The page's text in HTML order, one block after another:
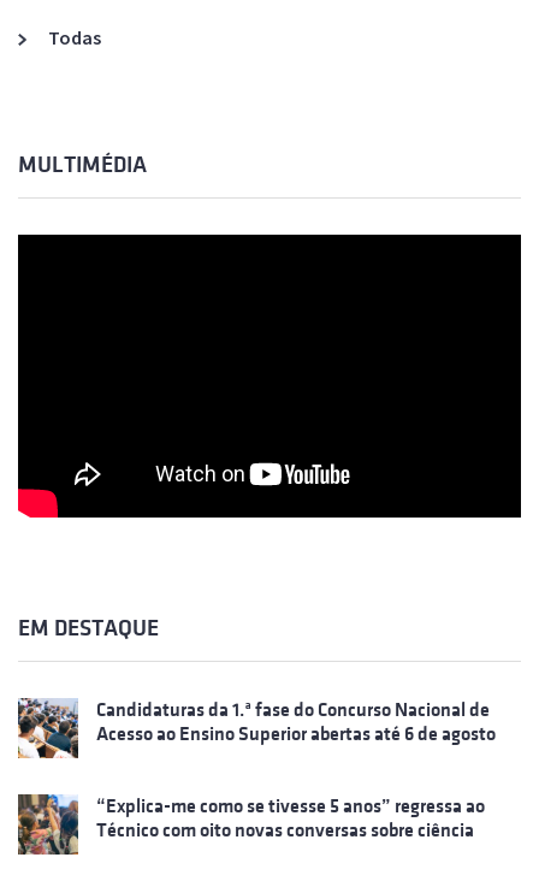
Todas
MULTIMÉDIA
EM DESTAQUE
Candidaturas da 1.ª fase do Concurso Nacional de
Acesso ao Ensino Superior abertas até 6 de agosto
“Explica-me como se tivesse 5 anos” regressa ao
Técnico com oito novas conversas sobre ciência